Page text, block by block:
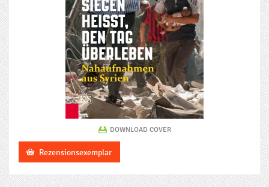
DOWNLOAD COVER
Rezensionsexemplar